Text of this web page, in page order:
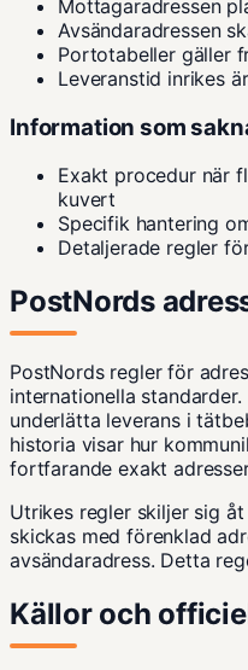
Mottagaradressen
Avsändaradressen
Portotabeller gäller
Leveranstid inrikes
Information som
Exakt procedur när
kuvert
Specifik hantering
Detaljerade regler
PostNords
PostNords regler för
internationella
underlätta leverans i
historia visar hur
fortfarande exakt
Utrikes regler skiljer sig
skickas med förenklad
avsändaradress. Detta
Källor och